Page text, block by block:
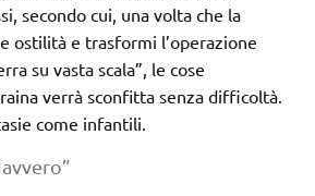
secondo cui, una volta che la
ostilità e trasformi l’operazione
su vasta scala”, le cose
verrà sconfitta senza difficoltà.
come infantili.